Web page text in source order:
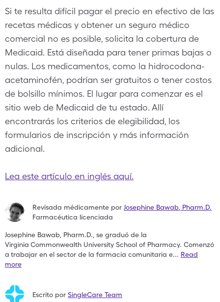
Si te resulta difícil pagar el precio en efectivo de las
recetas médicas y obtener un seguro médico
comercial no es posible, solicita la cobertura de
Medicaid. Está diseñada para tener primas bajas o
nulas. Los medicamentos, como la hidrocodona-
acetaminofén, podrían ser gratuitos o tener costos
de bolsillo mínimos. El lugar para comenzar es el
sitio web de Medicaid de tu estado. Allí
encontrarás los criterios de elegibilidad, los
formularios de inscripción y más información
adicional.
Lea este artículo en inglés aquí.
Revisada médicamente por Josephine Bawab Pharm.D.
Farmacéutica licenciada
Josephine Bawab, Pharm.D., se graduó de la
Virginia Commonwealth University School of Pharmacy. Comenzó
a trabajar en el sector de la farmacia comunitaria e... Read
more
Escrito por SingleCare Team